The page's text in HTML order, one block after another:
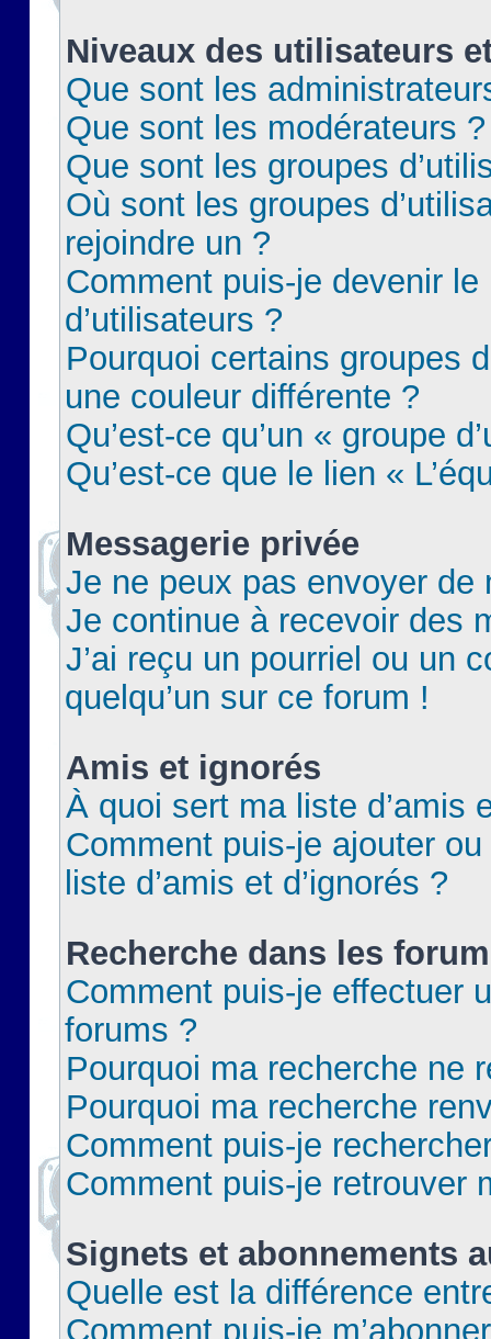
Niveaux des utilisateurs
Que sont les
Que sont les modérateurs ?
Que sont les groupes
Où sont les groupes
rejoindre un ?
Comment puis-je devenir le
d’utilisateurs ?
Pourquoi certains groupes
une couleur différente ?
Qu’est-ce qu’un « groupe
Qu’est-ce que le lien «
Messagerie privée
Je ne peux pas envoyer de
Je continue à recevoir des
J’ai reçu un pourriel ou un
quelqu’un sur ce forum !
Amis et ignorés
À quoi sert ma liste d’amis
Comment puis-je ajouter
liste d’amis et d’ignorés ?
Recherche dans les
Comment puis-je effectuer
forums ?
Pourquoi ma recherche ne
Pourquoi ma recherche
Comment puis-je
Comment puis-je retrouver
Signets et abonnements
Quelle est la différence
Comment puis-je